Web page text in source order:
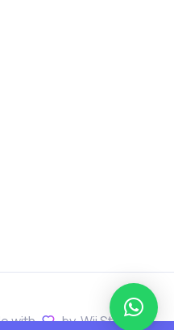
with byWii Studio